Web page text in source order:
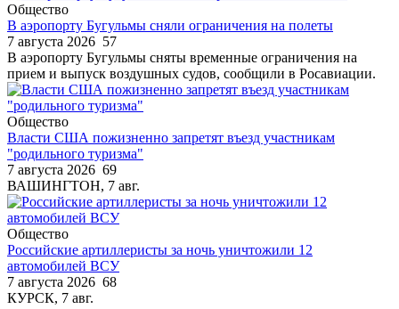
Общество
В аэропорту Бугульмы сняли ограничения на полеты
7 августа 2026 57
В аэропорту Бугульмы сняты временные ограничения на
прием и выпуск воздушных судов, сообщили в Росавиации.
Общество
Власти США пожизненно запретят въезд участникам
"родильного туризма"
7 августа 2026 69
ВАШИНГТОН, 7 авг.
Общество
Российские артиллеристы за ночь уничтожили 12
автомобилей ВСУ
7 августа 2026 68
КУРСК, 7 авг.